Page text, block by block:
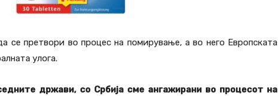
се претвори во процес на помирување, а во него Европската
улога.
држави, со Србија сме ангажирани во процесот на